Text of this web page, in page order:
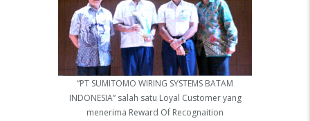
“PT SUMITOMO WIRING SYSTEMS BATAM
INDONESIA” salah satu Loyal Customer yang
menerima Reward Of Recognaition